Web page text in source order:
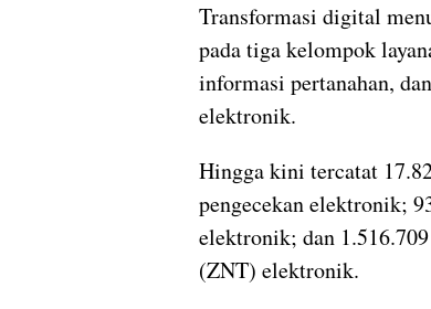
Transformasi digital
pada tiga kelompok
informasi pertanahan,
elektronik.
Hingga kini tercatat
pengecekan elektronik;
elektronik; dan
(ZNT) elektronik.